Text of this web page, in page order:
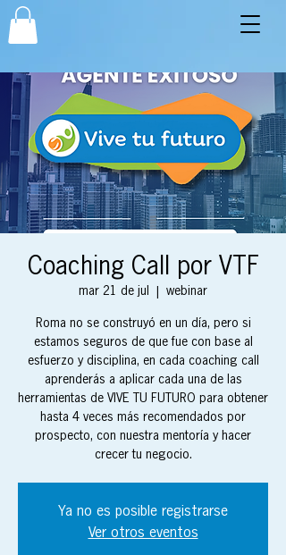
Coaching Call por VTF
mar 21 de jul webinar
Roma no se construyó en un día, pero si
estamos seguros de que fue con base al
esfuerzo y disciplina, en cada coaching call
aprenderás a aplicar cada una de las
herramientas de VIVE TU FUTURO para obtener
hasta 4 veces más recomendados por
prospecto, con nuestra mentoría y hacer
crecer tu negocio.
Ya no es posible registrarse
Ver otros eventos